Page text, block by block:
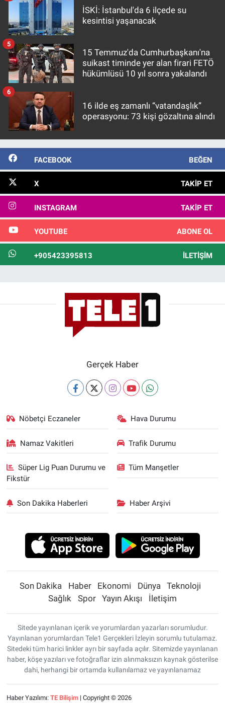
İSKİ: İstanbul'da 6 ilçede su
kesintisi yaşanacak
15 Temmuz'da Cumhurbaşkanı'na
suikast timinde yer alan firari FETÖ
hükümlüsü 10 yıl sonra yakalandı
5
16 ilde eş zamanlı “vatandaşlık”
operasyonu: 73 kişi gözaltına alındı
6
FACEBOOK BEĞEN
X TAKIP ET
INSTAGRAM TAKIP ET
YOUTUBE ABONE OL
+905423395813 İLETIŞIM
Gerçek Haber
Nöbetçi Eczaneler Hava Durumu
Namaz Vakitleri Trafik Durumu
Süper Lig Puan Durumu ve
Fikstür
Tüm Manşetler
Son Dakika Haberleri Haber Arşivi
Son Dakika Haber Ekonomi Dünya
Teknoloji
Sağlık
Spor Yayın Akışı İletişim
Sitede yayınlanan içerik ve yorumlardan yazarları sorumludur.
Yayınlanan yorumlardan Tele1 Gerçekleri İzleyin sorumlu tutulamaz.
Sitedeki tüm harici linkler ayrı bir sayfada açılır. Sitemizde yayınlanan
haber, köşe yazıları ve fotoğraflar izin alınmaksızın kaynak gösterilse
dahi, herhangi bir ortamda kullanılamaz ve yayınlanamaz
Haber Yazılımı: TE Bilişim| Copyright © 2026